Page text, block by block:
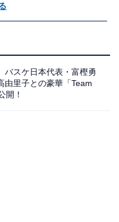
バスケ日本代表・富樫勇
由里子との豪華「Team
開！